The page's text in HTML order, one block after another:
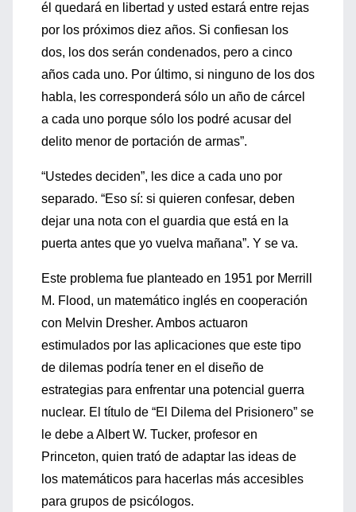
él quedará en libertad y usted estará entre rejas
por los próximos diez años. Si confiesan los
dos, los dos serán condenados, pero a cinco
años cada uno. Por último, si ninguno de los dos
habla, les corresponderá sólo un año de cárcel
a cada uno porque sólo los podré acusar del
delito menor de portación de armas”.
“Ustedes deciden”, les dice a cada uno por
separado. “Eso sí: si quieren confesar, deben
dejar una nota con el guardia que está en la
puerta antes que yo vuelva mañana”. Y se va.
Este problema fue planteado en 1951 por Merrill
M. Flood, un matemático inglés en cooperación
con Melvin Dresher. Ambos actuaron
estimulados por las aplicaciones que este tipo
de dilemas podría tener en el diseño de
estrategias para enfrentar una potencial guerra
nuclear. El título de “El Dilema del Prisionero” se
le debe a Albert W. Tucker, profesor en
Princeton, quien trató de adaptar las ideas de
los matemáticos para hacerlas más accesibles
para grupos de psicólogos.